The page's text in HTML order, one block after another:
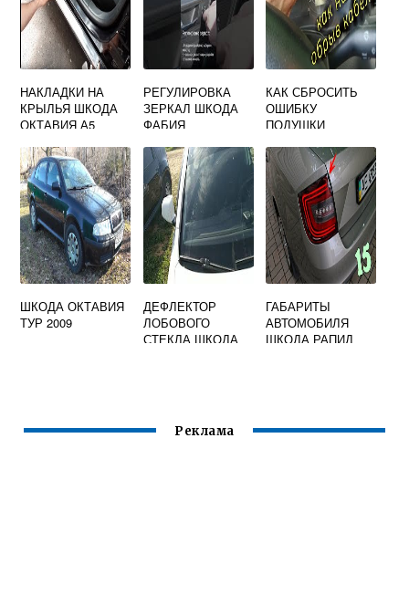
НАКЛАДКИ НА
КРЫЛЬЯ ШКОДА
ОКТАВИЯ А5
РЕГУЛИРОВКА
ЗЕРКАЛ ШКОДА
ФАБИЯ
КАК СБРОСИТЬ
ОШИБКУ
ПОДУШКИ
НА ШКОДА
ОКТАВИЯ А7
ШКОДА ОКТАВИЯ
ТУР 2009
ДЕФЛЕКТОР
ЛОБОВОГО
СТЕКЛА ШКОДА
ГАБАРИТЫ
АВТОМОБИЛЯ
ШКОДА РАПИД
Реклама